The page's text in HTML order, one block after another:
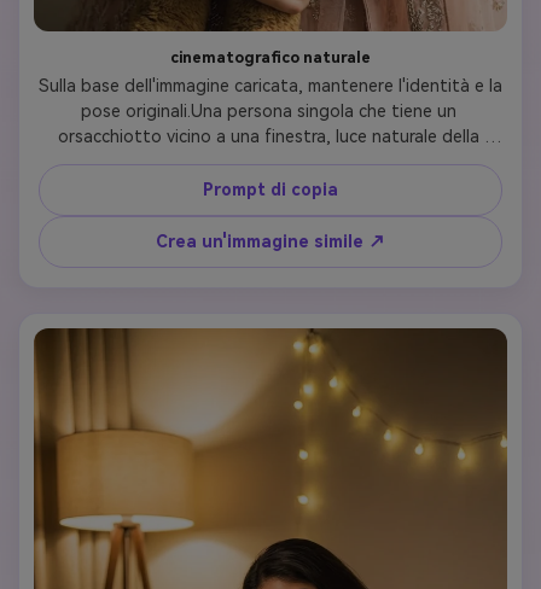
cinematografico naturale
Sulla base dell'immagine caricata, mantenere l'identità e la
pose originali.Una persona singola che tiene un
orsacchiotto vicino a una finestra, luce naturale della
finestra, sfondo interno minimo, ombre morbide,
dettaglio realistico della pelle, look fotografico
professionale
Prompt di copia
Crea un'immagine simile ↗